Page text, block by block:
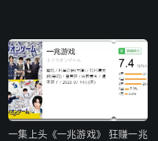
一集上头《一兆游戏》 狂赚一兆